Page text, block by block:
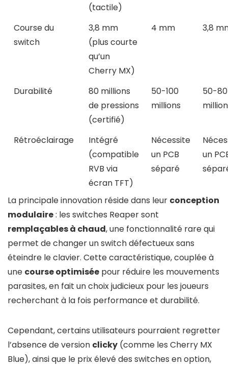
(tactile)
Course du
switch
3,8 mm
(plus courte
qu’un
Cherry MX)
4 mm 3,8
Durabilité
80 millions
de pressions
(certifié)
50-100
millions
50-80
Rétroéclairage
Intégré
(compatible
RVB via
écran TFT)
Nécessite
un PCB
séparé
un
La principale innovation réside dans leur conception
modulaire: les switches Reaper sont
remplaçables à chaud, une fonctionnalité rare qui
permet de changer un switch défectueux sans
éteindre le clavier. Cette caractéristique, couplée à
une course optimisée pour réduire les mouvements
parasites, en fait un choix judicieux pour les joueurs
recherchant à la fois performance et durabilité.
Cependant, certains utilisateurs pourraient regretter
l’absence de version clicky (comme les Cherry MX
Blue), ainsi que le prix élevé des switches en option,